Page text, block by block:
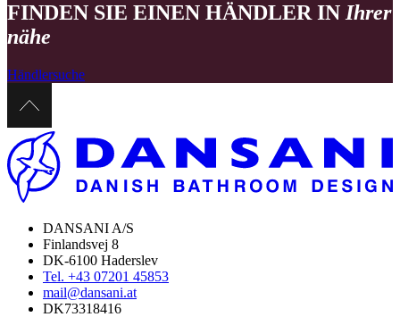
FINDEN SIE EINEN HÄNDLER IN Ihrer
nähe
Händlersuche
DANSANI A/S
Finlandsvej 8
DK-6100 Haderslev
Tel. +43 07201 45853
mail@dansani.at
DK73318416